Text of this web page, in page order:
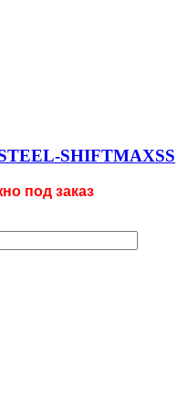
SHIFTMAXSS
под заказ